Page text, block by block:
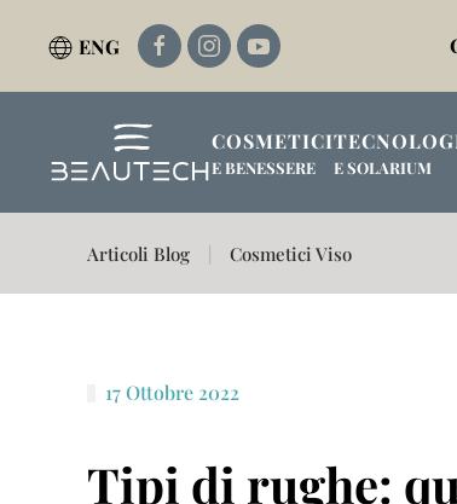
Passa al contenuto principale
ENG
COSMETICI
E BENESSERE E SOLARIUM
Articoli Blog Cosmetici Viso
17 Ottobre 2022
Tipi di rughe: